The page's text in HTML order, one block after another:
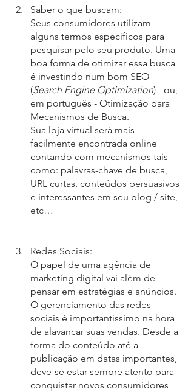
Saber o que buscam:
Seus consumidores utilizam
alguns termos específicos para
pesquisar pelo seu produto. Uma
boa forma de otimizar essa busca
é investindo num bom SEO
(Search Engine Optimization) - ou,
em português - Otimização para
Mecanismos de Busca.
Sua loja virtual será mais
facilmente encontrada online
contando com mecanismos tais
como: palavras-chave de busca,
URL curtas, conteúdos persuasivos
e interessantes em seu blog / site,
etc…
Redes Sociais:
O papel de uma agência de
marketing digital vai além de
pensar em estratégias e anúncios.
O gerenciamento das redes
sociais é importantíssimo na hora
de alavancar suas vendas. Desde a
forma do conteúdo até a
publicação em datas importantes,
deve-se estar sempre atento para
conquistar novos consumidores